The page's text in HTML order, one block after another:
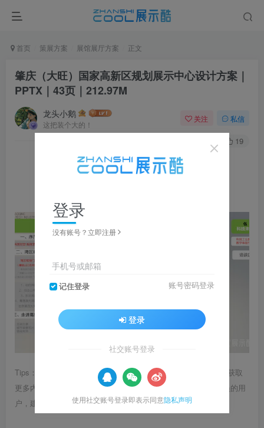
首页 策展方案 展馆展厅方案 正文
肇庆（大旺）国家高新区规划展示中心设计方案｜
PPTX｜43页｜212.97M
龙头小鹅
这把装个大的！
关注 私信
19
Tips：1.内容图片或视频可能会有压缩，若文章提供下载服务，获取
更多内容（无展示酷水印）可在下方下载； 2.没有百度网盘会员的用
户，建议用123云盘可获得更快的下载速度。
登录
没有账号？立即注册
手机号或邮箱
记住登录 账号密码登录
登录
社交账号登录
使用社交账号登录即表示同意隐私声明